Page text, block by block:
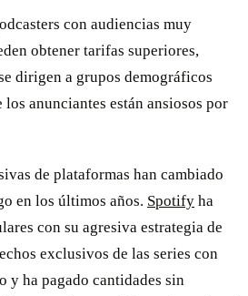
con audiencias muy
obtener tarifas superiores,
dirigen a grupos demográficos
anunciantes están ansiosos por
de plataformas han cambiado
en los últimos años. Spotify ha
con su agresiva estrategia de
exclusivos de las series con
y ha pagado cantidades sin